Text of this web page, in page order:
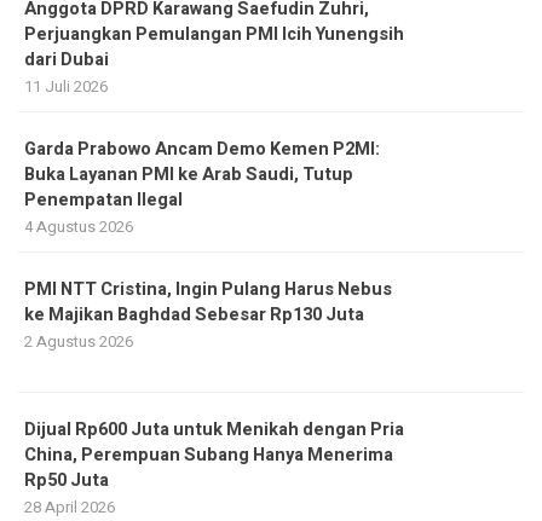
Anggota DPRD Karawang Saefudin Zuhri,
Perjuangkan Pemulangan PMI Icih Yunengsih
dari Dubai
11 Juli 2026
Garda Prabowo Ancam Demo Kemen P2MI:
Buka Layanan PMI ke Arab Saudi, Tutup
Penempatan Ilegal
4 Agustus 2026
PMI NTT Cristina, Ingin Pulang Harus Nebus
ke Majikan Baghdad Sebesar Rp130 Juta
2 Agustus 2026
Dijual Rp600 Juta untuk Menikah dengan Pria
China, Perempuan Subang Hanya Menerima
Rp50 Juta
28 April 2026